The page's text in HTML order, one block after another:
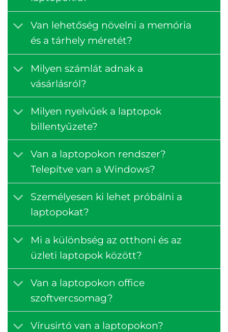
Van lehetőség növelni a memória
és a tárhely méretét?
Milyen számlát adnak a
vásárlásról?
Milyen nyelvűek a laptopok
billentyűzete?
Van a laptopokon rendszer?
Telepítve van a Windows?
Személyesen ki lehet próbálni a
laptopokat?
Mi a különbség az otthoni és az
üzleti laptopok között?
Van a laptopokon office
szoftvercsomag?
Vírusirtó van a laptopokon?